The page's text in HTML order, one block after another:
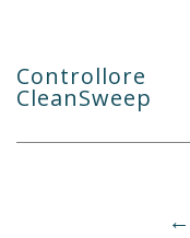
Controllore
CleanSweep
←